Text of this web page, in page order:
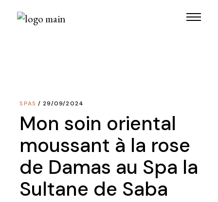
SPAS 29/09/2024
Mon soin oriental
moussant à la rose
de Damas au Spa la
Sultane de Saba